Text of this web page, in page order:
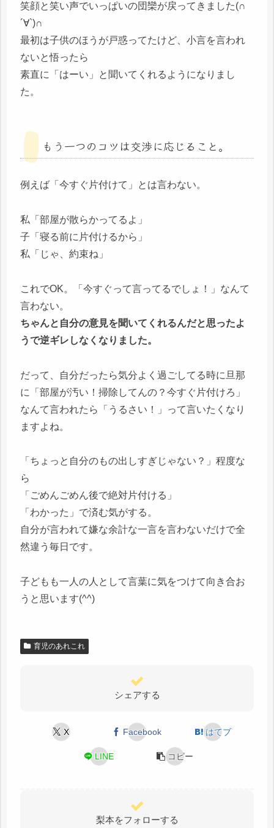
笑顔と笑い声でいっぱいの団欒が戻ってきました(∩
´∀`)∩
最初は子供のほうが戸惑ってたけど、小言を言われ
ないと悟ったら
素直に「はーい」と聞いてくれるようになりまし
た。
もう一つのコツは交渉に応じること。
例えば「今すぐ片付けて」とは言わない。
私「部屋が散らかってるよ」
子「寝る前に片付けるから」
私「じゃ、約束ね」
これでOK。「今すぐって言ってるでしょ！」なんて
言わない。
ちゃんと自分の意見を聞いてくれるんだと思ったよ
うで逆ギレしなくなりました。
だって、自分だったら気分よく過ごしてる時に旦那
に「部屋が汚い！掃除してんの？今すぐ片付けろ」
なんて言われたら「うるさい！」って言いたくなり
ますよね。
「ちょっと自分のもの出しすぎじゃない？」程度な
ら
「ごめんごめん後で絶対片付ける」
「わかった」で済む気がする。
自分が言われて嫌な余計な一言を言わないだけで全
然違う毎日です。
子どもも一人の人として言葉に気をつけて向き合お
うと思います(^^)
育児のあれこれ
シェアする
X Facebook はてブ
LINE コピー
梨本をフォローする